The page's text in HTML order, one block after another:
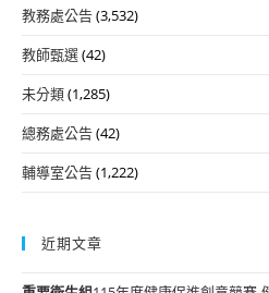
教務處公告(3,532)
教師甄選(42)
未分類(1,285)
總務處公告(42)
輔導室公告(1,222)
近期文章